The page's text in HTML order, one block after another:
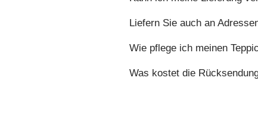
Liefern Sie auch an
Wie pflege ich meinen
Was kostet die